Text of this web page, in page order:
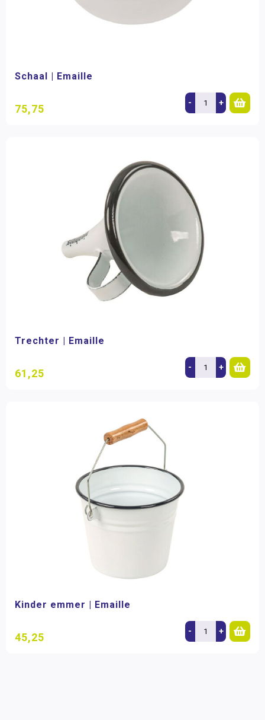
Schaal | Emaille
75,75 - +
Trechter | Emaille
61,25 - +
Kinder emmer | Emaille
45,25 - +